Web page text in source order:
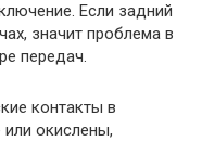
Если задний
значит проблема в
передач.
контакты в
окислены,